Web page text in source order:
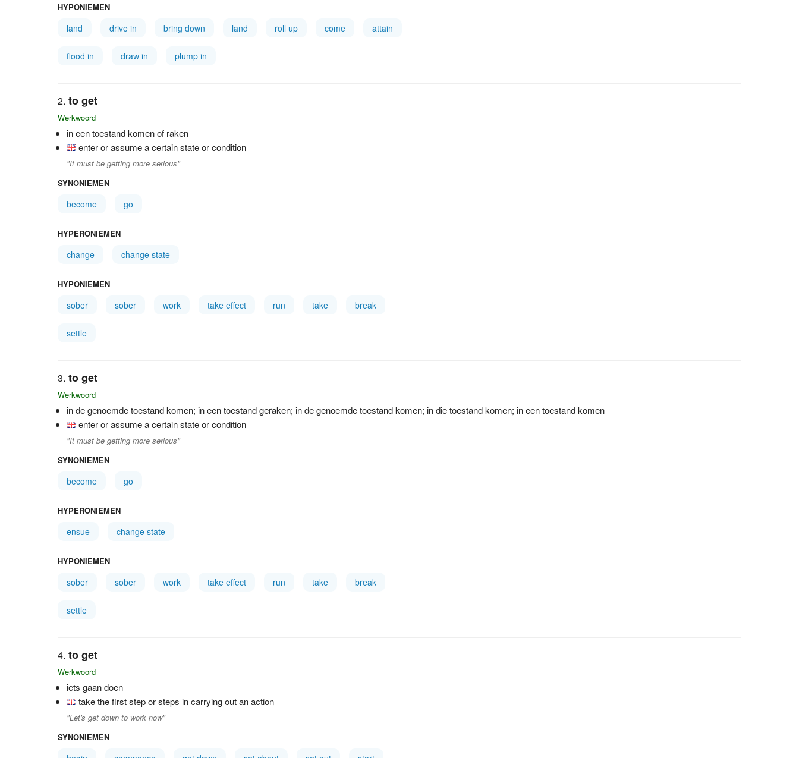
HYPONIEMEN
land drive in bring down land roll up come attain
flood in draw in plump in
to get
Werkwoord
in een toestand komen of raken
enter or assume a certain state or condition
"It must be getting more serious"
SYNONIEMEN
become go
HYPERONIEMEN
change change state
HYPONIEMEN
sober sober work take effect run take break
settle
to get
Werkwoord
in de genoemde toestand komen; in een toestand geraken; in de genoemde toestand komen; in die toestand komen; in een toestand komen
enter or assume a certain state or condition
"It must be getting more serious"
SYNONIEMEN
become go
HYPERONIEMEN
ensue change state
HYPONIEMEN
sober sober work take effect run take break
settle
to get
Werkwoord
iets gaan doen
take the first step or steps in carrying out an action
"Let's get down to work now"
SYNONIEMEN